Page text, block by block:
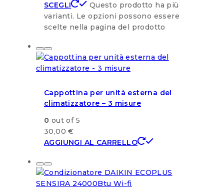
SCEGLI
Questo prodotto ha più
varianti. Le opzioni possono essere
scelte nella pagina del prodotto
Cappottina per unità esterna del
climatizzatore – 3 misure
0 out of 5
30,00€
AGGIUNGI AL CARRELLO